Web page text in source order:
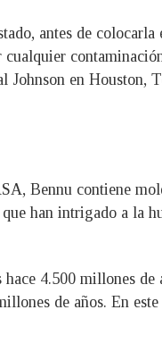
antes de
Johnson en Houston,
Bennu contiene
han intrigado a la
4.500 millones de
de años. En